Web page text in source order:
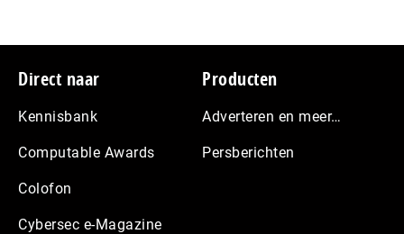
Footer
Direct naar
Kennisbank
Computable Awards
Colofon
Cybersec e-Magazine
Producten
Adverteren en meer…
Persberichten